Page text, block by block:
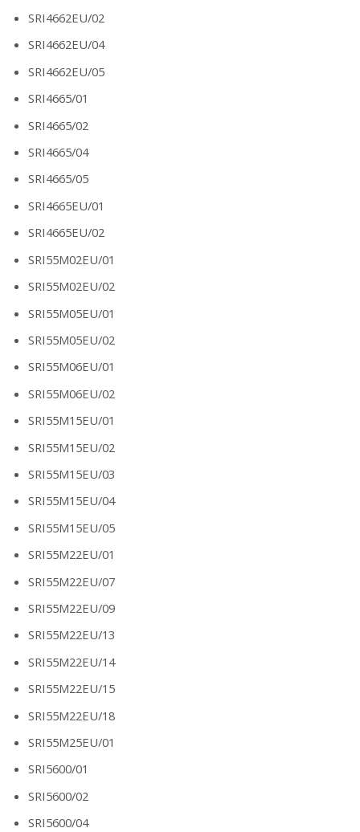
SRI4662EU/02
SRI4662EU/04
SRI4662EU/05
SRI4665/01
SRI4665/02
SRI4665/04
SRI4665/05
SRI4665EU/01
SRI4665EU/02
SRI55M02EU/01
SRI55M02EU/02
SRI55M05EU/01
SRI55M05EU/02
SRI55M06EU/01
SRI55M06EU/02
SRI55M15EU/01
SRI55M15EU/02
SRI55M15EU/03
SRI55M15EU/04
SRI55M15EU/05
SRI55M22EU/01
SRI55M22EU/07
SRI55M22EU/09
SRI55M22EU/13
SRI55M22EU/14
SRI55M22EU/15
SRI55M22EU/18
SRI55M25EU/01
SRI5600/01
SRI5600/02
SRI5600/04